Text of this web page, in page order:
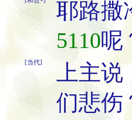
耶路撒
5110呢
[当代]
上主
们悲伤